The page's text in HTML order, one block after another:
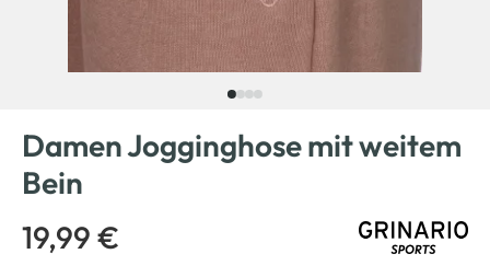
Damen Jogginghose mit weitem
Bein
19,99 €